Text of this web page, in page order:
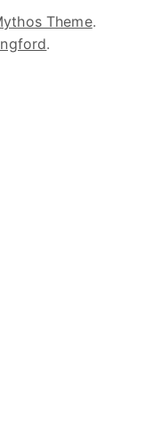
Theme.
.